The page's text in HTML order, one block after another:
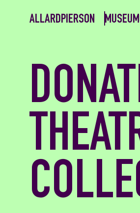
ALLARDPIERSON MUSEUM